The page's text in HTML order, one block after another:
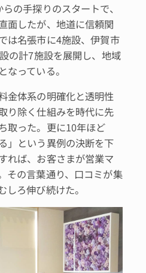
の手探りのスタートで、
面したが、地道に信頼関
は名張市に4施設、伊賀市
の計7施設を展開し、地域
なっている。
金体系の明確化と透明性
り除く仕組みを時代に先
取った。更に10年ほど
」という異例の決断を下
れば、お客さまが営業マ
その言葉通り、口コミが集
ろ伸び続けた。